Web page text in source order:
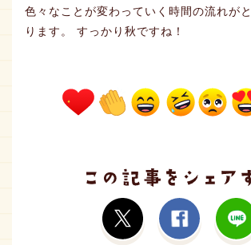
色々なことが変わっていく時間の流れが
ります。 すっかり秋ですね！